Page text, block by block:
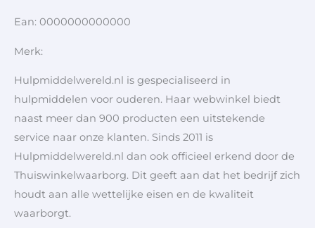
Ean: 0000000000000
Merk:
Hulpmiddelwereld.nl is gespecialiseerd in
hulpmiddelen voor ouderen. Haar webwinkel biedt
naast meer dan 900 producten een uitstekende
service naar onze klanten. Sinds 2011 is
Hulpmiddelwereld.nl dan ook officieel erkend door de
Thuiswinkelwaarborg. Dit geeft aan dat het bedrijf zich
houdt aan alle wettelijke eisen en de kwaliteit
waarborgt.